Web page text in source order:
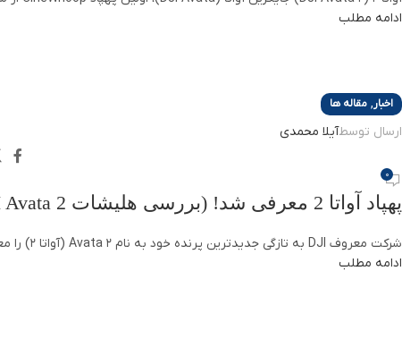
ادامه مطلب
اخبار, مقاله ها
ارسال توسطآیلا محمدی
0
پهپاد آواتا 2 معرفی شد! (بررسی هلیشات DJI Avata 2)
شرکت معروف DJI به تازگی جدیدترین پرنده خود به نام Avata 2 (آواتا 2) را معرفی کرد. این پهپاد یک محصول باکیفیت برای مبتدیان و حرفه‌ا...
ادامه مطلب